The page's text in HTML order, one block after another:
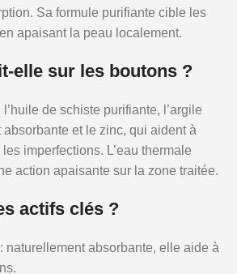
Sa formule purifiante cible les
apaisant la peau localement.
elle sur les boutons ?
de schiste purifiante, l’argile
et le zinc, qui aident à
imperfections. L’eau thermale
action apaisante sur la zone traitée.
actifs clés ?
: naturellement absorbante, elle aide à